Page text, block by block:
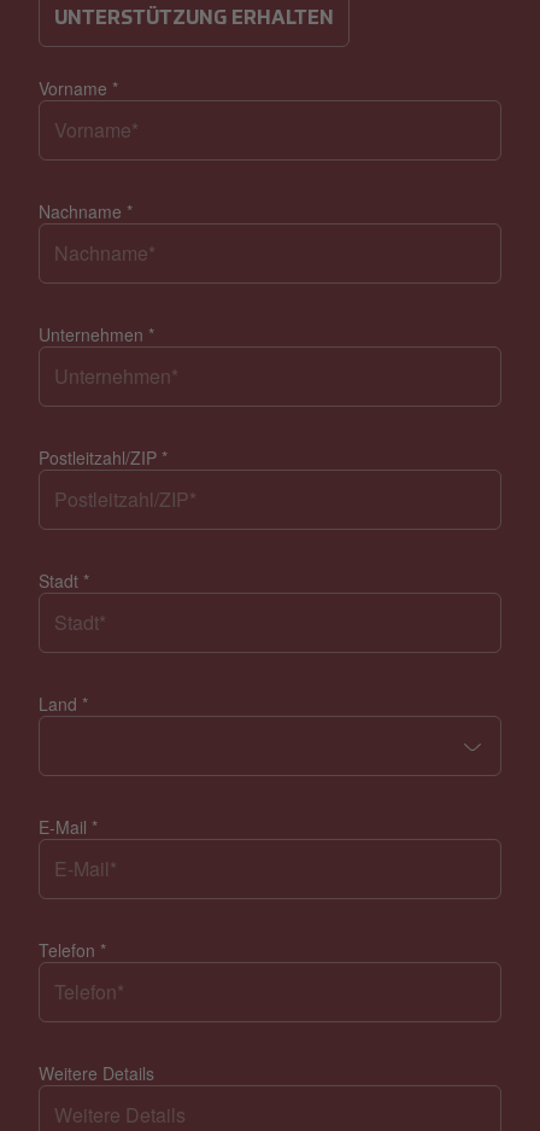
UNTERSTÜTZUNG ERHALTEN
Vorname *
Nachname *
Unternehmen *
Postleitzahl/ZIP *
Stadt *
Land *
E-Mail *
Telefon *
Weitere Details